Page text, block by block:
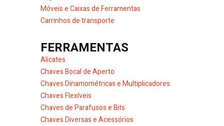
Móveis e Caixas de Ferramentas
Carrinhos de transporte
FERRAMENTAS
Alicates
Chaves Bocal de Aperto
Chaves Dinamométricas e Multiplicadores
Chaves Flexíveis
Chaves de Parafusos e Bits
Chaves Diversas e Acessórios